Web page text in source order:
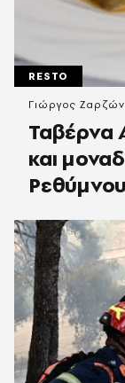
RESTO
Ταβέρνα
και
Ρεθύμνου
Γιώργος